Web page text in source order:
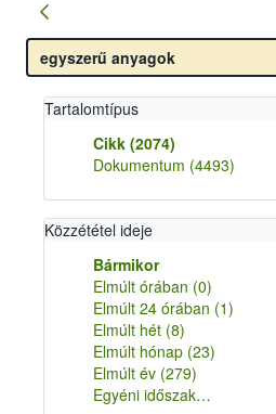
Tartalomtípus
Cikk (2074)
Dokumentum (4493)
Közzététel ideje
Bármikor
Elmúlt órában (0)
Elmúlt 24 órában (1)
Elmúlt hét (8)
Elmúlt hónap (23)
Elmúlt év (279)
Egyéni időszak…